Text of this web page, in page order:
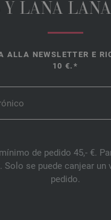
Y LANA LANA
ALLA NEWSLETTER E
10 €.*
de pedido 45,- €.
Solo se puede canjear un
pedido.